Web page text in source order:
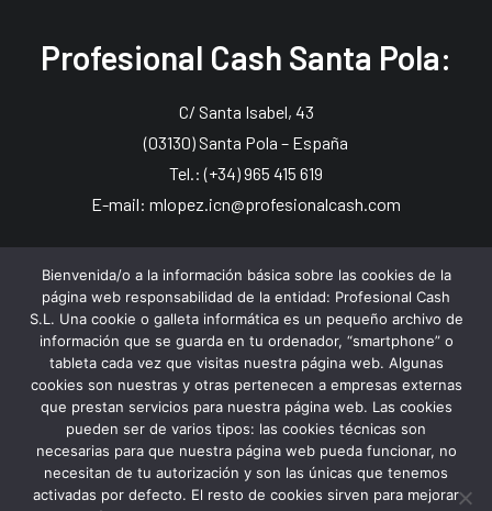
Profesional Cash Santa Pola:
C/ Santa Isabel, 43
(03130) Santa Pola – España
Tel.: (+34) 965 415 619
E-mail: mlopez.icn@profesionalcash.com
Profesional Cash Murcia:
Avda. D’ Estoup, 17 bajo, Las Torres de Cotillas
(30565) Murcia – España
Tel.: (+34) 968 626 430
E-mail: dsolera.icn@profesionalcash.com
Bienvenida/o a la información básica sobre las cookies de la
página web responsabilidad de la entidad: Profesional Cash
S.L. Una cookie o galleta informática es un pequeño archivo de
información que se guarda en tu ordenador, “smartphone” o
tableta cada vez que visitas nuestra página web. Algunas
cookies son nuestras y otras pertenecen a empresas externas
que prestan servicios para nuestra página web. Las cookies
pueden ser de varios tipos: las cookies técnicas son
necesarias para que nuestra página web pueda funcionar, no
necesitan de tu autorización y son las únicas que tenemos
activadas por defecto. El resto de cookies sirven para mejorar